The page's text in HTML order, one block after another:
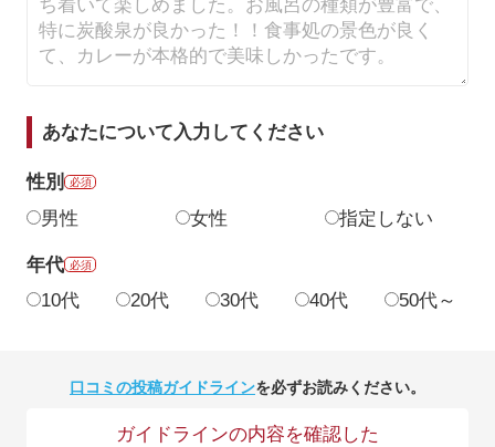
あなたについて入力してください
性別 必須
男性 女性 指定しない
年代 必須
10代 20代 30代 40代 50代～
口コミの投稿ガイドラインを必ずお読みください。
ガイドラインの内容を確認した